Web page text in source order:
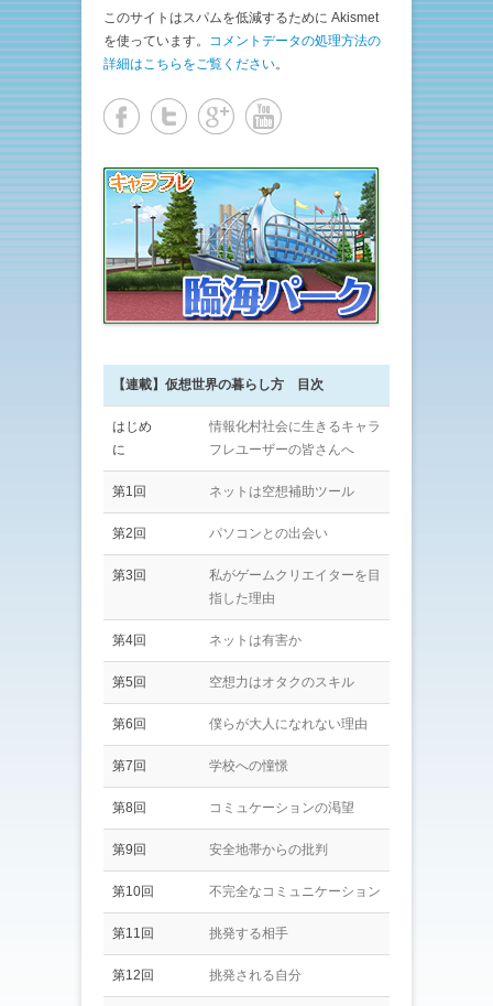
このサイトはスパムを低減するために Akismet
を使っています。 コメントデータの処理方法の
詳細はこちらをご覧ください。
【連載】仮想世界の暮らし方 目次
はじめ
に
情報化村社会に生きるキャラ
フレユーザーの皆さんへ
第1回 ネットは空想補助ツール
第2回 パソコンとの出会い
第3回
私がゲームクリエイターを目
指した理由
第4回 ネットは有害か
第5回 空想力はオタクのスキル
第6回 僕らが大人になれない理由
第7回 学校への憧憬
第8回 コミュケーションの渇望
第9回 安全地帯からの批判
第10回 不完全なコミュニケーション
第11回 挑発する相手
第12回 挑発される自分